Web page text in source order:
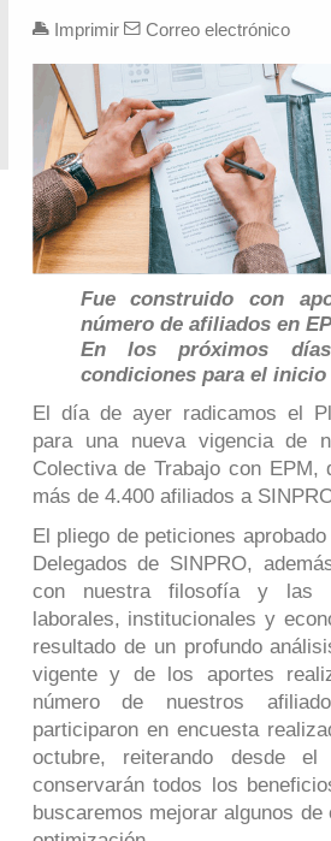
Imprimir Correo electrónico
Fue construido con
número de afiliados en
En los próximos
condiciones para el inicio
El día de ayer radicamos el
para una nueva vigencia de
Colectiva de Trabajo con EPM,
más de 4.400 afiliados a
El pliego de peticiones
Delegados de SINPRO,
con nuestra filosofía y las
laborales, institucionales y
resultado de un profundo
vigente y de los aportes
número de nuestros
participaron en encuesta
octubre, reiterando desde
conservarán todos los
buscaremos mejorar algunos